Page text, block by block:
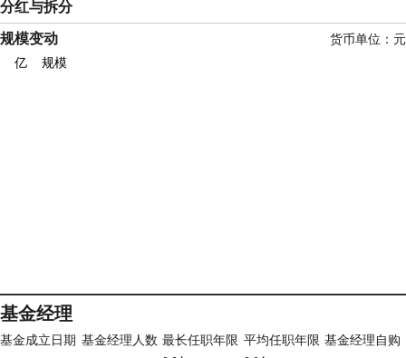
分红与拆分
规模变动
货币单位：元
亿
规模
基金经理
基金成立日期 基金经理人数 最长任职年限 平均任职年限 基金经理自购